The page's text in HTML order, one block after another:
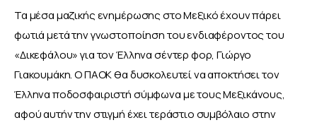
Τα μέσα μαζικής ενημέρωσης στο Μεξικό έχουν πάρει
φωτιά μετά την γνωστοποίηση του ενδιαφέροντος του
«Δικεφάλου» για τον Έλληνα σέντερ φορ, Γιώργο
Γιακουμάκη. Ο ΠΑΟΚ θα δυσκολευτεί να αποκτήσει τον
Έλληνα ποδοσφαιριστή σύμφωνα με τους Μεξικάνους,
αφού αυτήν την στιγμή έχει τεράστιο συμβόλαιο στην